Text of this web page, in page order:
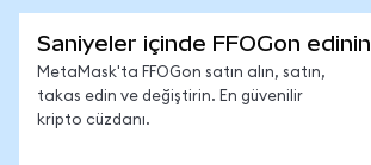
Saniyeler içinde FFOGon edinin
MetaMask'ta FFOGon satın alın, satın,
takas edin ve değiştirin. En güvenilir
kripto cüzdanı.